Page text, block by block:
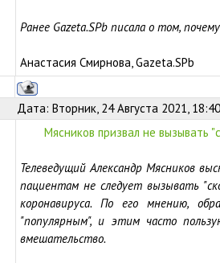
Ранее Gazeta.SPb писала о том,
Анастасия Смирнова, Gazeta.SPb
Дата: Вторник, 24 Августа 2021,
Мясников призвал не вызывать
Телеведущий Александр Мясников
пациентам не следует вызывать
коронавируса. По его мнению,
"популярным", и этим часто
вмешательство.